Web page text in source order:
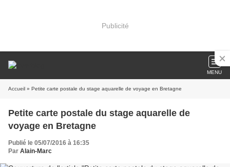
Publicité
MENU
Accueil » Petite carte postale du stage aquarelle de voyage en Bretagne
Petite carte postale du stage aquarelle de
voyage en Bretagne
Publié le 05/07/2016 à 16:35
Par Alain-Marc